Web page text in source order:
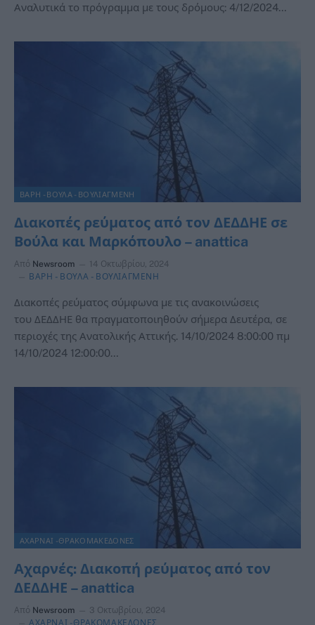
Αναλυτικά το πρόγραμμα με τους δρόμους: 4/12/2024…
ΒΑΡΗ - ΒΟΥΛΑ - ΒΟΥΛΙΑΓΜΕΝΗ
Διακοπές ρεύματος από τον ΔΕΔΔΗΕ σε
Βούλα και Μαρκόπουλο – anattica
Από Newsroom
14 Οκτωβρίου, 2024
ΒΑΡΗ - ΒΟΥΛΑ - ΒΟΥΛΙΑΓΜΕΝΗ
Διακοπές ρεύματος σύμφωνα με τις ανακοινώσεις
του ΔΕΔΔΗΕ θα πραγματοποιηθούν σήμερα Δευτέρα, σε
περιοχές της Ανατολικής Αττικής. 14/10/2024 8:00:00 πμ
14/10/2024 12:00:00…
ΑΧΑΡΝΑΙ -ΘΡΑΚΟΜΑΚΕΔΟΝΕΣ
Αχαρνές: Διακοπή ρεύματος από τον
ΔΕΔΔΗΕ – anattica
Από Newsroom
3 Οκτωβρίου, 2024
ΑΧΑΡΝΑΙ -ΘΡΑΚΟΜΑΚΕΔΟΝΕΣ